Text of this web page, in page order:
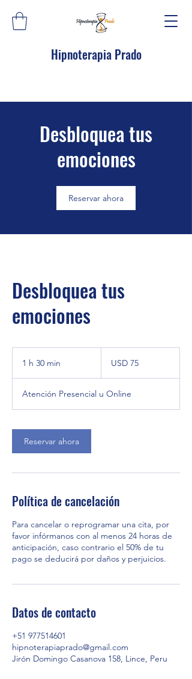
Hipnoterapia Prado
Desbloquea tus
emociones
Reservar ahora
Desbloquea tus
emociones
1 h 30 min
0
i
n
estadounidenses
USD 75
Atención Presencial u Online
Reservar ahora
Política de cancelación
Para cancelar o reprogramar una cita, por
favor infórmanos con al menos 24 horas de
anticipación, caso contrario el 50% de tu
Datos de contacto
+51 977514601
hipnoterapiaprado@gmail.com
Jirón Domingo Casanova 158, Lince, Peru